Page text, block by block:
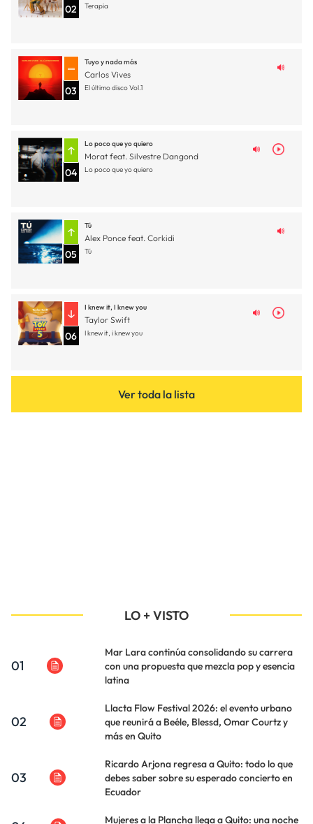
02 Terapia
03
Tuyo y nada más
Carlos Vives
El último disco Vol.1
04
Lo poco que yo quiero
Morat feat. Silvestre Dangond
Lo poco que yo quiero
05
Tú
Alex Ponce feat. Corkidi
Tú
06
I knew it, I knew you
Taylor Swift
I knew it, i knew you
Ver toda la lista
LO + VISTO
01
Mar Lara continúa consolidando su carrera
con una propuesta que mezcla pop y esencia
latina
02
Llacta Flow Festival 2026: el evento urbano
que reunirá a Beéle, Blessd, Omar Courtz y
más en Quito
03
Ricardo Arjona regresa a Quito: todo lo que
debes saber sobre su esperado concierto en
Ecuador
Mujeres a la Plancha llega a Quito: una noche